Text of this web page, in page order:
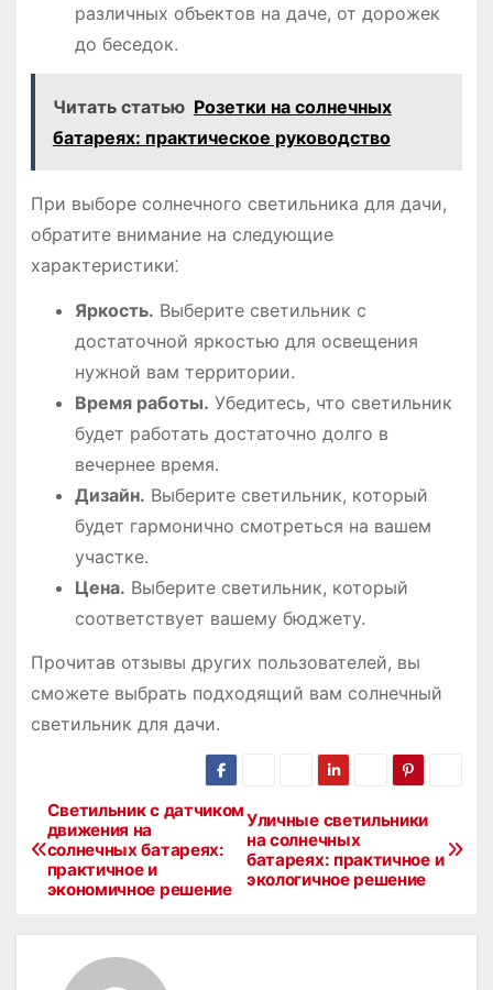
различных объектов на даче, от дорожек
до беседок.
Читать статью Розетки на солнечных
батареях: практическое руководство
При выборе солнечного светильника для дачи,
обратите внимание на следующие
характеристики⁚
Яркость. Выберите светильник с
достаточной яркостью для освещения
нужной вам территории.
Время работы. Убедитесь, что светильник
будет работать достаточно долго в
вечернее время.
Дизайн. Выберите светильник, который
будет гармонично смотреться на вашем
участке.
Цена. Выберите светильник, который
соответствует вашему бюджету.
Прочитав отзывы других пользователей, вы
сможете выбрать подходящий вам солнечный
светильник для дачи.
Н
а
Уличные светильники
на солнечных
батареях: практичное и
экологичное решение
Светильник с датчиком
движения на
солнечных батареях:
практичное и
экономичное решение